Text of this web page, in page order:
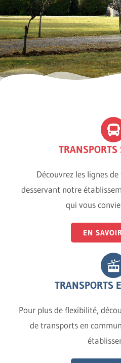
TRANSPORTS
Découvrez les lignes
desservant notre
qui vous
EN
TRANSPORTS
Pour plus de flexibilité,
de transports en